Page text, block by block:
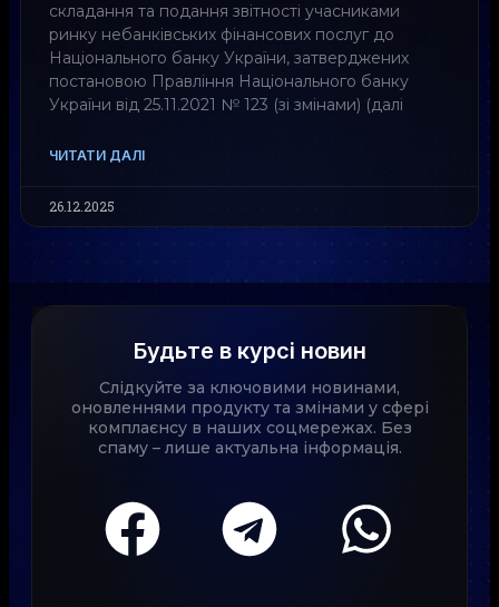
складання та подання звітності учасниками
ринку небанківських фінансових послуг до
Національного банку України, затверджених
постановою Правління Національного банку
України від 25.11.2021 № 123 (зі змінами) (далі
ЧИТАТИ ДАЛІ
26.12.2025
Будьте в курсі новин
Слідкуйте за ключовими новинами,
оновленнями продукту та змінами у сфері
комплаєнсу в наших соцмережах. Без
спаму – лише актуальна інформація.